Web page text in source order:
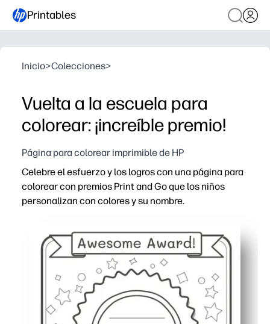
Printables
Inicio>Colecciones>
Vuelta a la escuela para
colorear: ¡increíble premio!
Página para colorear imprimible de HP
Celebre el esfuerzo y los logros con una página para
colorear con premios Print and Go que los niños
personalizan con colores y su nombre.
Listo en segundos: solo tienes que imprimir, repartir y
Aumenta la motivación: los niños se lo ganan, lo
Uso flexible: puedes recompensar las victorias en el
Bajo contenido de tinta, de una sola página: ahorras